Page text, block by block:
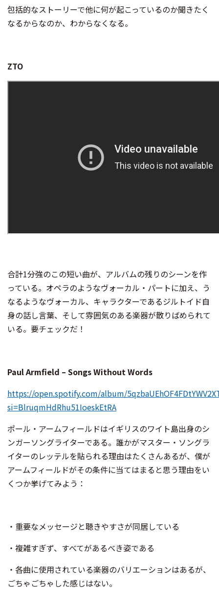
包括的なストーリーで他に何が起こっているのか聞きたく
なるからなのか、わからなくなる。
ZTO
合計1分強のこの短い曲が、アルバムの残りのシーンを作
っている。オペラのようなヴォーカル・パートに加え、う
なるようなヴォーカル、キャラクターであるジルトイド自
身の話し言葉、そして雰囲気のある楽器が散りばめられて
いる。要チェックだ！
Paul Armfield – Songs Without Words
https://open.spotify.com/album/
si=BlruqmHdRhu51IoeskEtRA
ポール・アームフィールドはイギリスのワイト島出身のシ
ンガーソングライターである。誰かがマスター・ソングラ
イターのレッテルを貼られる理由はたくさんあるが、僕が
アームフィールドがその条件に当てはまると思う理由をい
くつか挙げてみよう：
・重要なメッセージと聴きやすさが同居している
・複雑すぎず、すべてがあるべき姿である
・各曲に使用されている楽器のバリエーションはあるが、
ごちゃごちゃした感じはない。